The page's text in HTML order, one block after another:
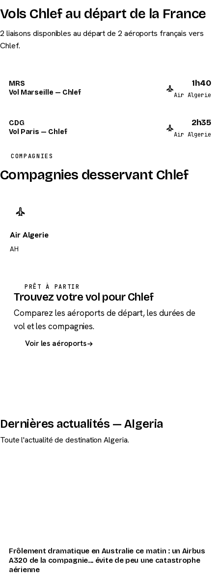
Vols Chlef au départ de la France
2 liaisons disponibles au départ de 2 aéroports français vers
Chlef.
MRS
Vol Marseille — Chlef
1h40
Air Algerie
CDG
Vol Paris — Chlef
2h35
Air Algerie
COMPAGNIES
Compagnies desservant Chlef
Air Algerie
AH
PRÊT À PARTIR
Trouvez votre vol pour Chlef
Comparez les aéroports de départ, les durées de
vol et les compagnies.
Voir les aéroports
Dernières actualités — Algeria
Toute l'actualité de destination Algeria.
Frôlement dramatique en Australie ce matin : un Airbus
A320 de la compagnie... évite de peu une catastrophe
aérienne